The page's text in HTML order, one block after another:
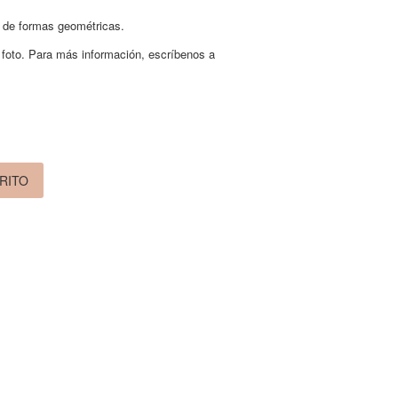
formas geométricas.
Para más información, escríbenos a